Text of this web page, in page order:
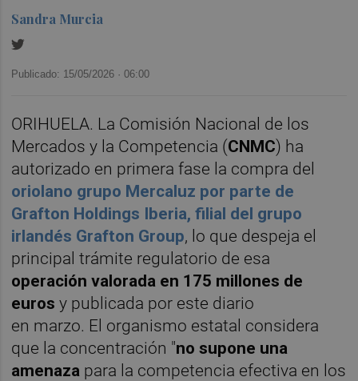
Sandra Murcia
Publicado: 15/05/2026 ·06:00
ORIHUELA. La Comisión Nacional de los
Mercados y la Competencia (CNMC) ha
autorizado en primera fase la compra del
oriolano grupo Mercaluz por parte de
Grafton Holdings Iberia, filial del grupo
irlandés Grafton Group, lo que despeja el
principal trámite regulatorio de esa
operación valorada en 175 millones de
eurosy publicada por este diario
en marzo. El organismo estatal considera
que la concentración "no supone una
amenaza para la competencia efectiva en los